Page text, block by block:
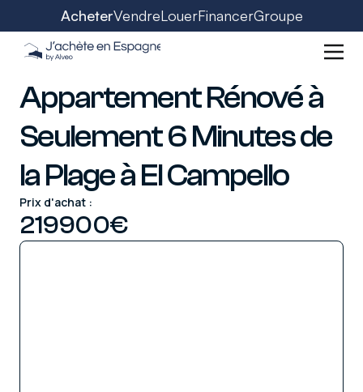
AcheterVendreLouerFinancerGroupe
Appartement Rénové à
Seulement 6 Minutes de
la Plage à El Campello
Prix d'achat :
219900€